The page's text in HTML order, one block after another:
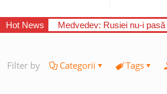
Hot News Medvedev: Rusiei nu-i
Filter by Categorii Tags